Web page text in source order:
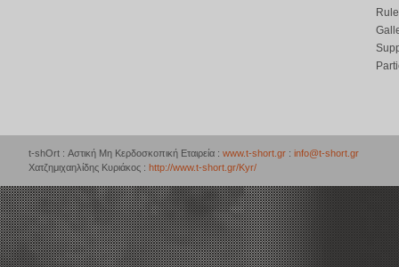
t-shOrt : Αστική Μη Κερδοσκοπική Εταιρεία : www.t-short.gr : info@t-short.gr
Χατζημιχαηλίδης Κυριάκος : http://www.t-short.gr/Kyr/